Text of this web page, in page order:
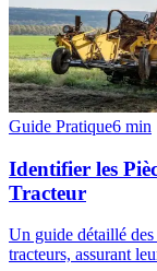
Guide Pratique6 min
Identifier les
Tracteur
Un guide détaillé des
tracteurs, assurant